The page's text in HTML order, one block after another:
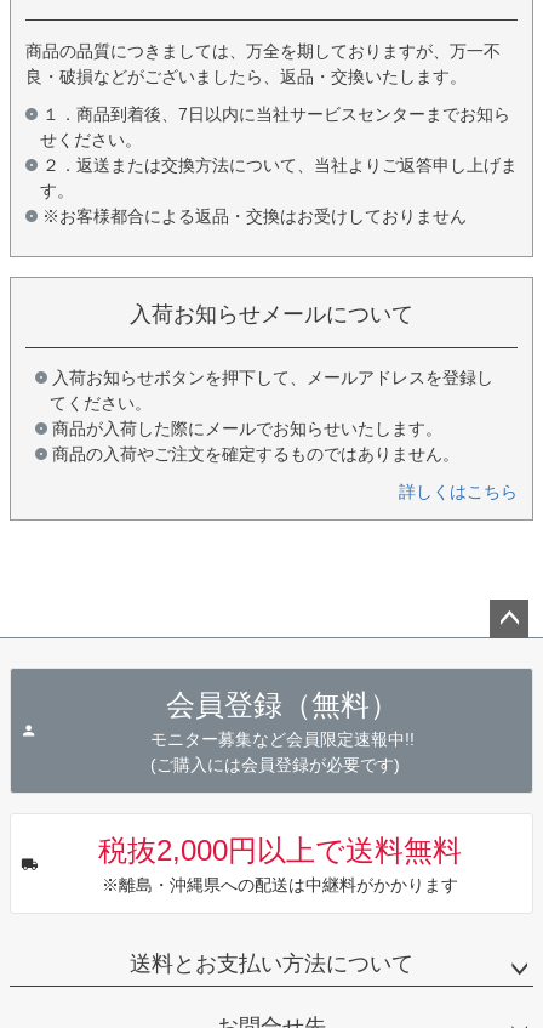
商品の品質につきましては、万全を期しておりますが、万一不
良・破損などがございましたら、返品・交換いたします。
１．商品到着後、7日以内に当社サービスセンターまでお知ら
せください。
２．返送または交換方法について、当社よりご返答申し上げま
す。
※お客様都合による返品・交換はお受けしておりません
入荷お知らせメールについて
入荷お知らせボタンを押下して、メールアドレスを登録し
てください。
商品が入荷した際にメールでお知らせいたします。
商品の入荷やご注文を確定するものではありません。
詳しくはこちら
会員登録（無料）
モニター募集など会員限定速報中!!
(ご購入には会員登録が必要です)
税抜2,000円以上で送料無料
※離島・沖縄県への配送は中継料がかかります
送料とお支払い方法について